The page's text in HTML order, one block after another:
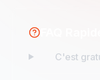
C'est